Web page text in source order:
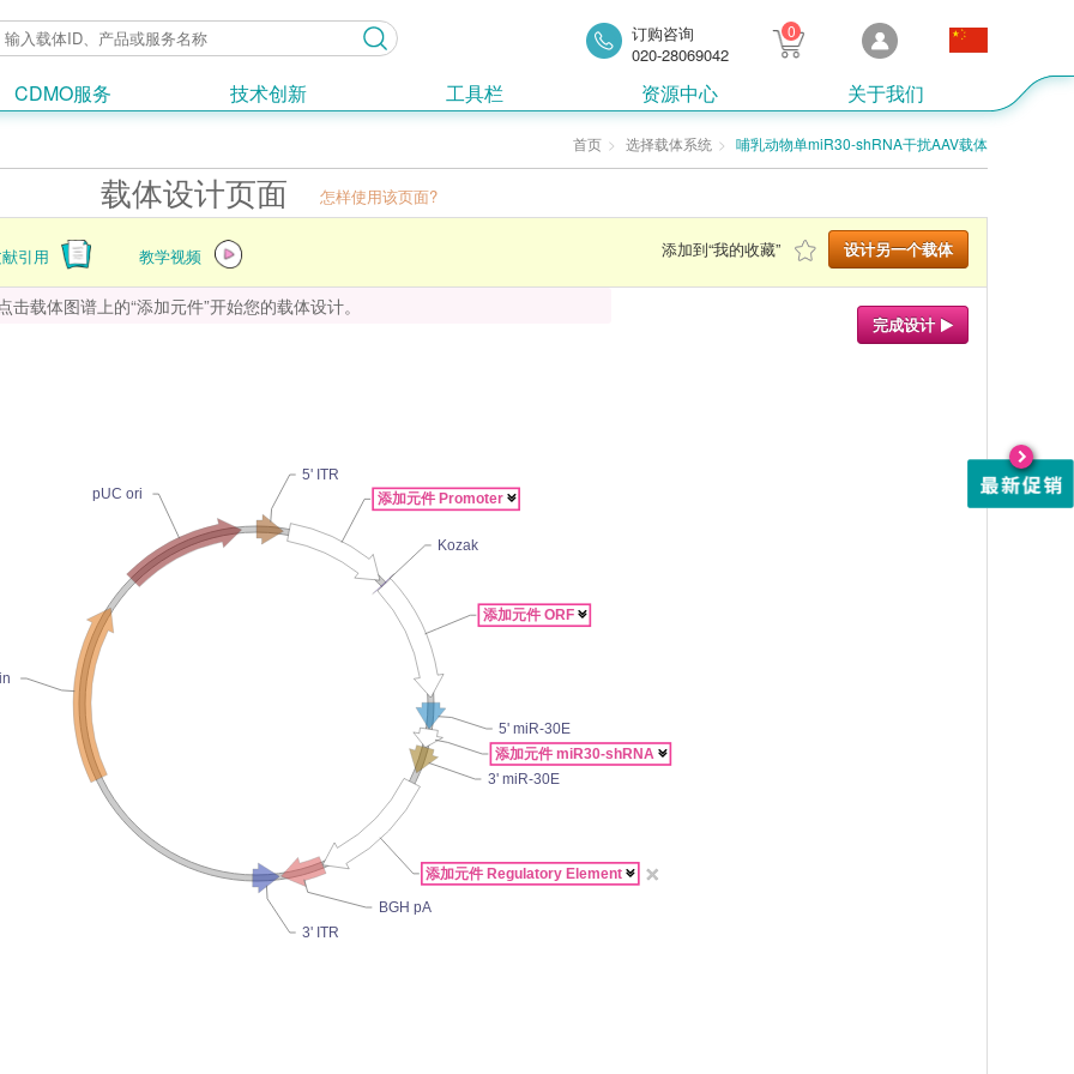
0
订购咨询
020-28069042
CDMO服务 技术创新 工具栏 资源中心 关于我们
首页 选择载体系统 哺乳动物单miR30-shRNA干扰AAV载体
载体设计页面 怎样使用该页面?
引用 教学视频 添加到“我的收藏” 设计另一个载体
击载体图谱上的“添加元件”开始您的载体设计。
完成设计
5' ITR
添加元件 Promoter 
Kozak
添加元件 ORF 
5' miR-30E
添加元件 miR30-shRNA 
3' miR-30E
添加元件 Regulatory Element  ✕
BGH pA
3' ITR
pUC ori